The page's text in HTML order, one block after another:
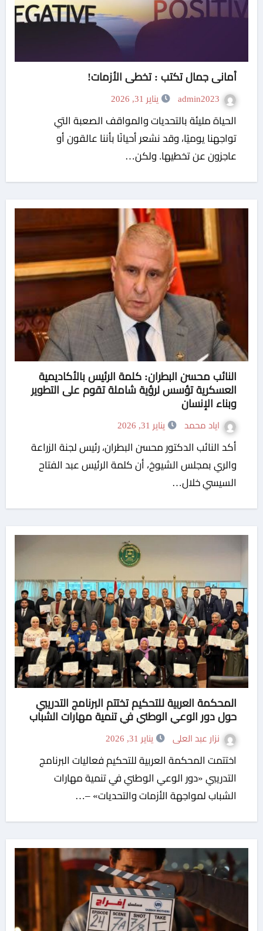
أمانى جمال تكتب : تخطى الأزمات!
admin2023 يناير 31, 2026
الحياة مليئة بالتحديات والمواقف الصعبة التي
تواجهنا يوميًا، وقد نشعر أحيانًا بأننا عالقون أو
عاجزون عن تخطيها. ولكن…
النائب محسن البطران: كلمة الرئيس بالأكاديمية
العسكرية تؤسس لرؤية شاملة تقوم على التطوير
وبناء الإنسان
اياد محمد يناير 31, 2026
أكد النائب الدكتور محسن البطران، رئيس لجنة الزراعة
والري بمجلس الشيوخ، أن كلمة الرئيس عبد الفتاح
السيسي خلال…
المحكمة العربية للتحكيم تختتم البرنامج التدريبي
حول دور الوعي الوطني في تنمية مهارات الشباب
نزار عبد العلى يناير 31, 2026
اختتمت المحكمة العربية للتحكيم فعاليات البرنامج
التدريبي «دور الوعي الوطني في تنمية مهارات
الشباب لمواجهة الأزمات والتحديات» –…